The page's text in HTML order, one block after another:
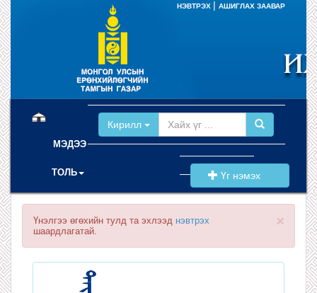
НЭВТРЭХ АШИГЛАХ ЗААВАР
МЭДЭЭ
ТОЛЬ
Кирилл
Үг нэмэх
×
Үнэлгээ өгөхийн тулд та эхлээд нэвтрэх
шаардлагатай.